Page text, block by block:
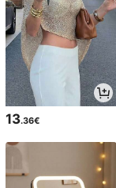
13.36€